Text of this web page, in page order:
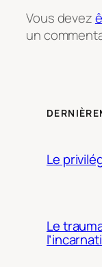
Vous devez
un
Le
Le